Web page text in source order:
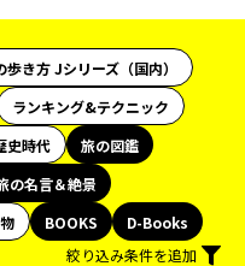
歩き方 Jシリーズ（国内）
ランキング&テクニック
史時代
旅の図鑑
の名言＆絶景
BOOKS
D-Books
絞り込み条件を追加